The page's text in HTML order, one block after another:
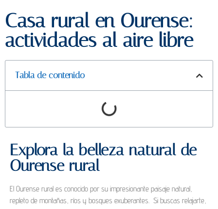
Casa rural en Ourense:
actividades al aire libre
Tabla de contenido
Explora la belleza natural de
Ourense rural
El Ourense rural es conocido por su impresionante paisaje natural,
repleto de montañas, ríos y bosques exuberantes. Si buscas relajarte,